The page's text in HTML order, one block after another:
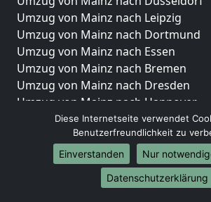
Umzug von Mainz nach Leipzig
Umzug von Mainz nach Dortmund
Umzug von Mainz nach Essen
Umzug von Mainz nach Bremen
Umzug von Mainz nach Dresden
Umzug von Mainz nach Hannover
Umzug von Mainz nach Nürnberg
Umzug von Mainz nach Duisburg
Umzug von Mainz nach Bochum
Umzug von Mainz nach Wuppertal
Umzug von Mainz nach Bielefeld
Diese Internetseite verwendet
Benutzerfreundlichkeit zu
Einverstanden
Nur
Datenschutzerklärung